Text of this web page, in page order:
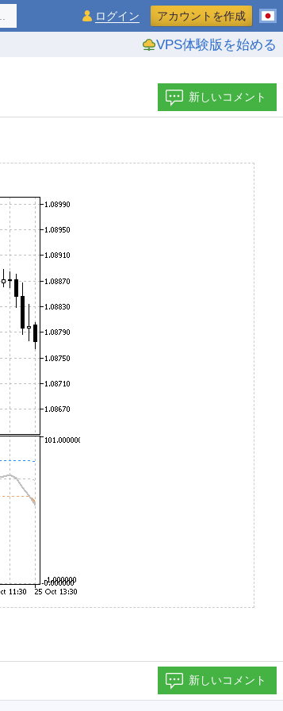
VPS体験版を始める
ログイン アカウントを作成
新しいコメント
新しいコメント